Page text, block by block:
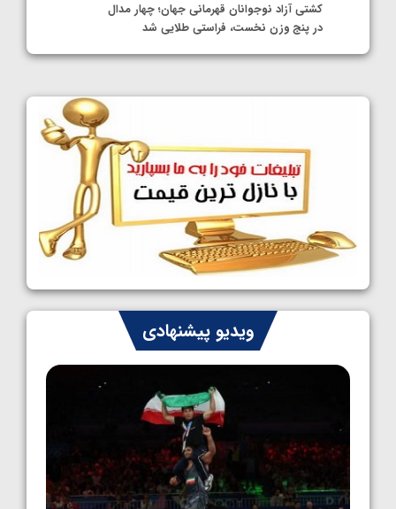
کشتی آزاد نوجوانان قهرمانی جهان؛ چهار مدال
در پنج وزن نخست، فراستی طلایی شد
1405/05/11
کشتی آزاد نوجوانان جهان؛ رقبای نمایندگان
ایران مشخص شدند
1405/05/08
کشتی فرنگی نوجوانان جهان؛ سکوی تیمی
سوم برای ایران
1405/05/07
ایران چشم به راه چهار مدال در پنج وزن دوم
کشتی فرنگی نوجوانان جهان
1405/05/06
ویدیو پیشنهادی